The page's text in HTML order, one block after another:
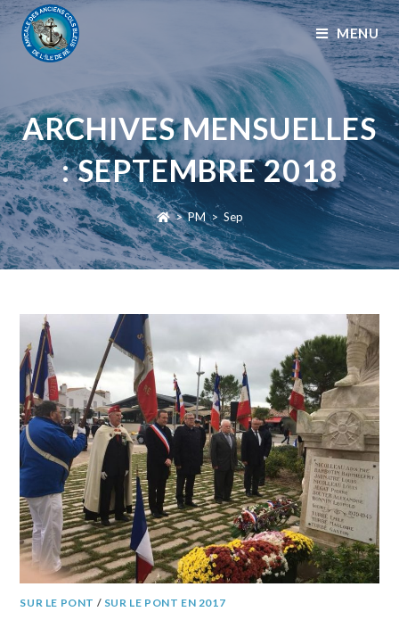
MENU
ARCHIVES MENSUELLES
: SEPTEMBRE 2018
> PM > Sep
SUR LE PONT / SUR LE PONT EN 2017